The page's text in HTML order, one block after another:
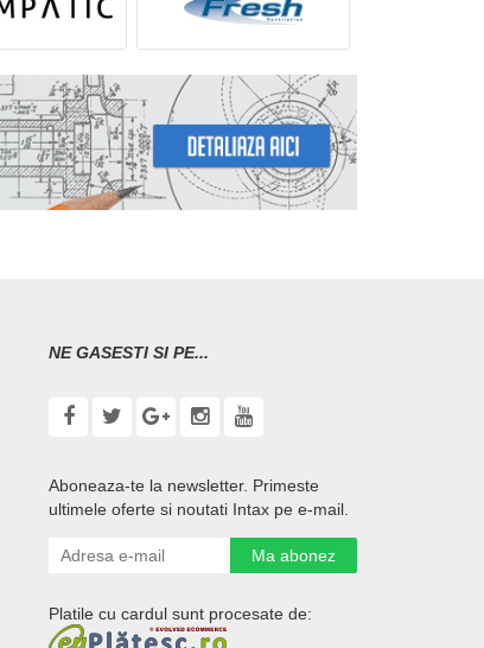
NE GASESTI SI PE...
Aboneaza-te la newsletter. Primeste
ultimele oferte si noutati Intax pe e-mail.
Ma abonez
Platile cu cardul sunt procesate de: